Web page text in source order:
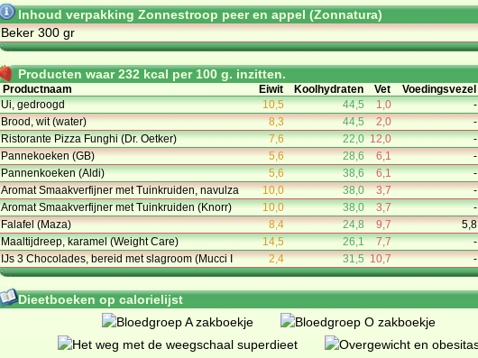
Inhoud verpakking Zonnestroop peer en appel (Zonnatura)
Beker 300 gr
Producten waar 232 kcal per 100 g. inzitten.
Productnaam Eiwit Koolhydraten Vet Voedingsvezel
Ui, gedroogd
10,5 44,5 1,0 -
Brood, wit (water)
8,3 44,5 2,0 -
Ristorante Pizza Funghi (Dr. Oetker)
7,6 22,0 12,0 -
Pannekoeken (GB)
5,6 28,6 6,1 -
Pannenkoeken (Aldi)
5,6 38,6 6,1 -
Aromat Smaakverfijner met Tuinkruiden, navulza
10,0 38,0 3,7 -
Aromat Smaakverfijner met Tuinkruiden (Knorr)
10,0 38,0 3,7 -
Falafel (Maza)
8,4 24,8 9,7 5,8
Maaltijdreep, karamel (Weight Care)
14,5 26,1 7,7 -
IJs 3 Chocolades, bereid met slagroom (Mucci I
2,4 31,5 10,7 -
Dieetboeken op calorielijst